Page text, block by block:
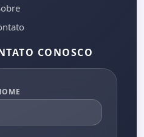
CONOSCO